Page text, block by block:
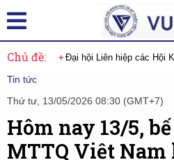
Chủ đề: Đại hội Liên hiệp các Hội
Tin tức
Thứ tư, 13/05/2026 08:30 (GMT+7)
Hôm nay 13/5,
MTTQ Việt